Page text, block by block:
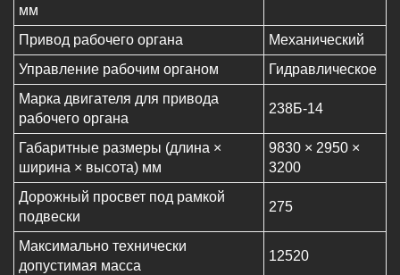
мм
Привод рабочего органа
Механический
Управление рабочим органом
Гидравлическое
Марка двигателя для привода
рабочего органа
238Б-14
Габаритные размеры (длина ×
ширина × высота) мм
9830 × 2950 ×
3200
Дорожный просвет под рамкой
подвески
275
Максимально технически
допустимая масса
12520